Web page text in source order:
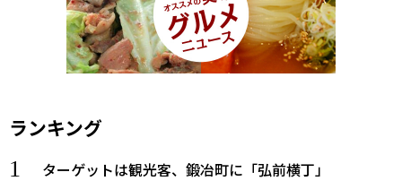
ランキング
ターゲットは観光客、鍛冶町に「弘前横丁」